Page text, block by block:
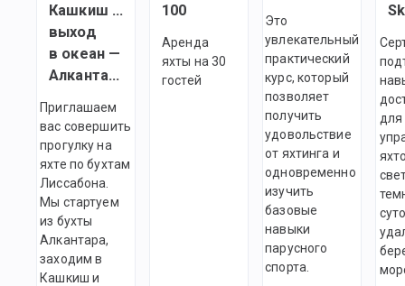
Кашкиш —
выход
в океан —
Алкантара
Приглашаем
вас совершить
прогулку на
яхте по бухтам
Лиссабона.
Мы стартуем
из бухты
Алкантара,
заходим в
Кашкиш и
100
Аренда
яхты на 30
гостей
Это
увлекательный
практический
курс, который
позволяет
получить
удовольствие
от яхтинга и
одновременно
изучить
базовые
навыки
парусного
спорта.
для